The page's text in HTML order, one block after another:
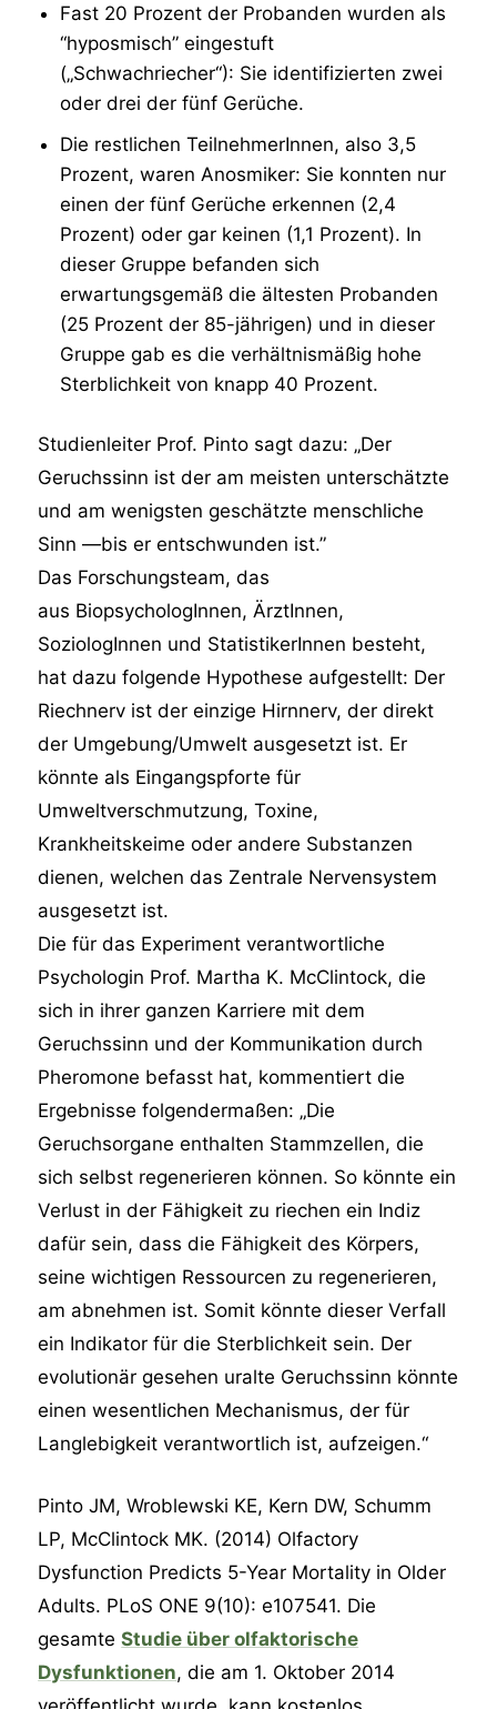
Fast 20 Prozent der Probanden wurden als
“hyposmisch” eingestuft
(„Schwachriecher“): Sie identifizierten zwei
oder drei der fünf Gerüche.
Die restlichen TeilnehmerInnen, also 3,5
Prozent, waren Anosmiker: Sie konnten nur
einen der fünf Gerüche erkennen (2,4
Prozent) oder gar keinen (1,1 Prozent). In
dieser Gruppe befanden sich
erwartungsgemäß die ältesten Probanden
(25 Prozent der 85-jährigen) und in dieser
Gruppe gab es die verhältnismäßig hohe
Sterblichkeit von knapp 40 Prozent.
Studienleiter Prof. Pinto sagt dazu: „Der
Geruchssinn ist der am meisten unterschätzte
und am wenigsten geschätzte menschliche
Sinn —bis er entschwunden ist.”
Das Forschungsteam, das
aus BiopsychologInnen, ÄrztInnen,
SoziologInnen und StatistikerInnen besteht,
hat dazu folgende Hypothese aufgestellt: Der
Riechnerv ist der einzige Hirnnerv, der direkt
der Umgebung/Umwelt ausgesetzt ist. Er
könnte als Eingangspforte für
Umweltverschmutzung, Toxine,
Krankheitskeime oder andere Substanzen
dienen, welchen das Zentrale Nervensystem
ausgesetzt ist.
Die für das Experiment verantwortliche
Psychologin Prof. Martha K. McClintock, die
sich in ihrer ganzen Karriere mit dem
Geruchssinn und der Kommunikation durch
Pheromone befasst hat, kommentiert die
Ergebnisse folgendermaßen: „Die
Geruchsorgane enthalten Stammzellen, die
sich selbst regenerieren können. So könnte ein
Verlust in der Fähigkeit zu riechen ein Indiz
dafür sein, dass die Fähigkeit des Körpers,
seine wichtigen Ressourcen zu regenerieren,
am abnehmen ist. Somit könnte dieser Verfall
ein Indikator für die Sterblichkeit sein. Der
evolutionär gesehen uralte Geruchssinn könnte
einen wesentlichen Mechanismus, der für
Langlebigkeit verantwortlich ist, aufzeigen.“
Pinto JM, Wroblewski KE, Kern DW, Schumm
LP, McClintock MK. (2014) Olfactory
Dysfunction Predicts 5-Year Mortality in Older
Adults. PLoS ONE 9(10): e107541. Die
gesamteStudie über olfaktorische
Dysfunktionen, die am 1. Oktober 2014